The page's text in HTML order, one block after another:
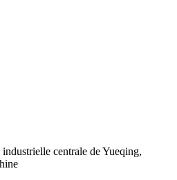
centrale de Yueqing,